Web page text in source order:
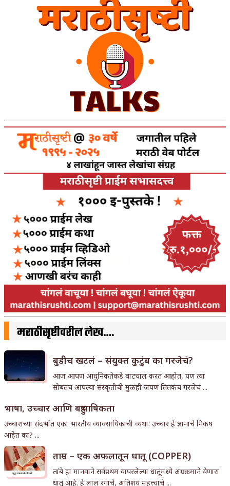
मराठीसृष्टीवरील लेख….
बुडीच खटलं – संयुक्त कुटुंब का गरजेचं?
आज आपण आधुनिकतेकडे वाटचाल करत आहोत, पण त्या
सोबतच आपल्या संस्कृतीची मुळंही जपणं तितकंच गरजेचं ...
भाषा, उच्चार आणि बहुभाषिकता
उच्चाराच्या संदर्भात एका भारतीय व्यावसायिकाची व्यथा: उच्चार हे ज्ञानाचे निकष
आहेत का? ...
ताम्र – एक अफलातून धातू (COPPER)
तांबे हा मानवाने सर्वप्रथम वापरलेल्या धातूंमध्ये अग्रक्रमाने येणारा
धातू आहे. हे लाल रंगाचे, अतिशय महत्त्वाचे ...